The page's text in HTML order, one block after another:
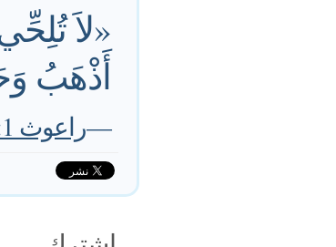
«لاَ
أَذْهَبُ
—راعوث 16:1